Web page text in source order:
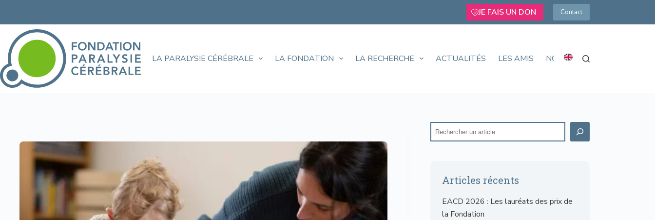
JE FAIS UN DON Contact
LA PARALYSIE CÉRÉBRALE LA FONDATION LA RECHERCHE ACTUALITÉS LES AMIS NOUS SOUTENIR
Articles récents
EACD 2026 : Les lauréats des prix de
la Fondation